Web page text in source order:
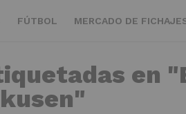
FÚTBOL MERCADO DE
en